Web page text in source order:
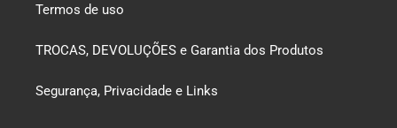
Termos de uso
TROCAS, DEVOLUÇÕES e Garantia dos Produtos
Segurança, Privacidade e Links